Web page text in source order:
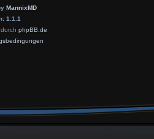
MannixMD
1.1.1
phpBB.de